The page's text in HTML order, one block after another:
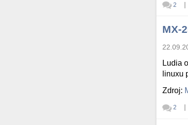
2 |
MX-
Ludia
linuxu
Zdroj:
2 |